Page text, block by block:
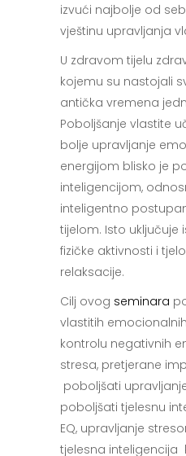
izvući najbolje od
vještinu upravljanja
U zdravom tijelu
kojemu su nastojali
antička vremena
Poboljšanje vlastite
bolje upravljanje
energijom blisko je
inteligencijom,
inteligentno
tijelom. Isto uključuje
fizičke aktivnosti i
relaksacije.
Cilj ovog seminara
vlastitih
kontrolu negativnih
stresa, pretjerane
poboljšati
poboljšati tjelesnu
EQ, upravljanje
tjelesna inteligencija